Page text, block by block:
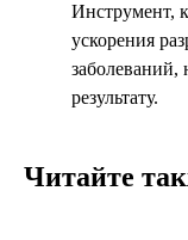
Инструмент,
ускорения
заболеваний,
результату.
Читайте